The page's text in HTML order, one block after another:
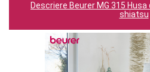
Descriere Beurer MG 315
shiatsu